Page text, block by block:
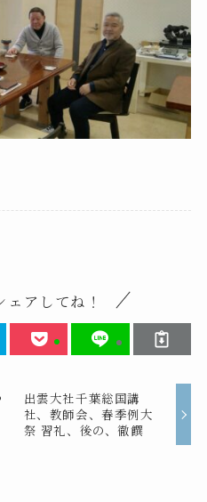
アしてね！
出雲大社千葉総国講
社、教師会、春季例大
祭 習礼、後の、徹饌